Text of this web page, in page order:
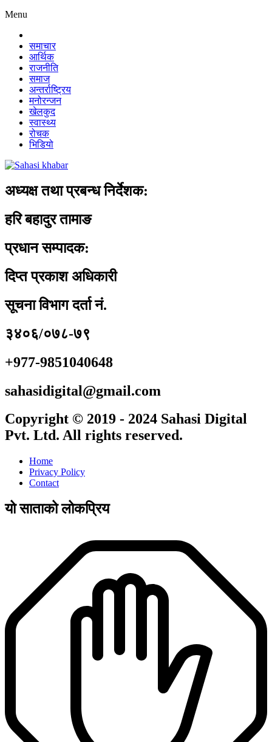
Menu
समाचार
आर्थिक
राजनीति
समाज
अन्तर्राष्ट्रिय
मनोरन्जन
खेलकुद
स्वास्थ्य
रोचक
भिडियो
अध्यक्ष तथा प्रबन्ध निर्देशक:
हरि बहादुर तामाङ
प्रधान सम्पादक:
दिप्त प्रकाश अधिकारी
सूचना विभाग दर्ता नं.
३४०६/०७८-७९
+977-9851040648
sahasidigital@gmail.com
Copyright © 2019 - 2024 Sahasi Digital
Pvt. Ltd. All rights reserved.
Home
Privacy Policy
Contact
यो साताको लोकप्रिय